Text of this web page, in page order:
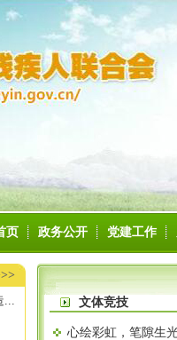
页 政务公开 党建工作
...
文体竞技
心绘彩虹，笔隙生